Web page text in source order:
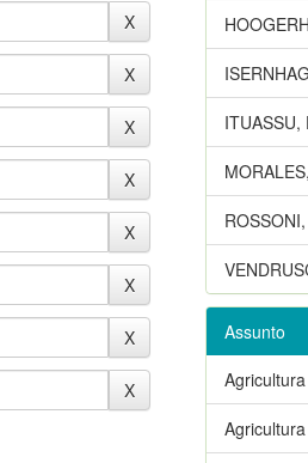
ITUASSU,
Assunto
Agricultura